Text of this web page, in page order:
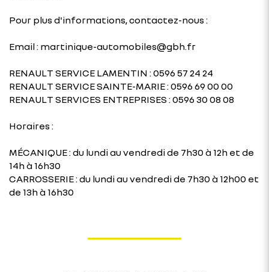
Pour plus d'informations, contactez-nous :
Email : martinique-automobiles@gbh.fr
RENAULT SERVICE LAMENTIN : 0596 57 24 24
RENAULT SERVICE SAINTE-MARIE : 0596 69 00 00
RENAULT SERVICES ENTREPRISES : 0596 30 08 08
Horaires :
MÉCANIQUE : du lundi au vendredi de 7h30 à 12h et de
14h à 16h30
CARROSSERIE : du lundi au vendredi de 7h30 à 12h00 et
de 13h à 16h30